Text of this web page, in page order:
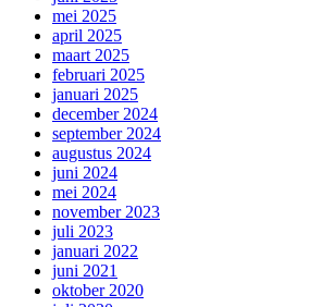
mei 2025
april 2025
maart 2025
februari 2025
januari 2025
december 2024
september 2024
augustus 2024
juni 2024
mei 2024
november 2023
juli 2023
januari 2022
juni 2021
oktober 2020